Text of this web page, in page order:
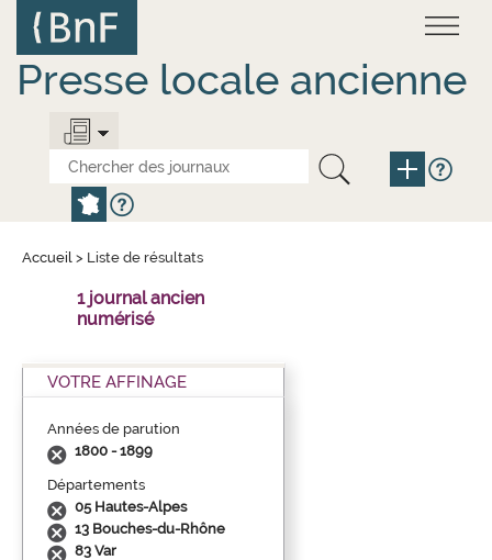
contenu
principal
Presse locale ancienne
Accueil > Liste de résultats
1 journal ancien
numérisé
VOTRE AFFINAGE
Années de parution
1800 - 1899
Départements
05 Hautes-Alpes
13 Bouches-du-Rhône
83 Var
Panneau de gestion des cookies